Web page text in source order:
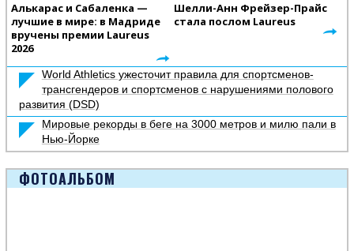
Алькарас и Сабаленка —
лучшие в мире: в Мадриде
вручены премии Laureus
2026
Шелли-Анн Фрейзер-Прайс
стала послом Laureus
World Athletics ужесточит правила для спортсменов-
трансгендеров и спортсменов с нарушениями полового
развития (DSD)
Мировые рекорды в беге на 3000 метров и милю пали в
Нью-Йорке
ФОТОАЛЬБОМ